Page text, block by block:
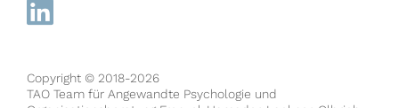
Copyright © 2018-2026
TAO Team für Angewandte Psychologie und